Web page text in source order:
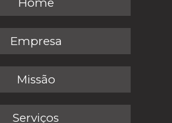
Empresa
Missão
Serviços